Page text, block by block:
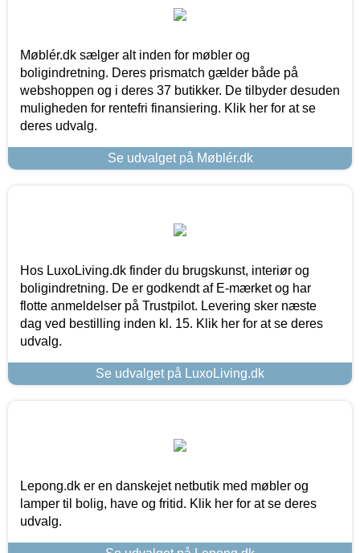
Møblér.dk sælger alt inden for møbler og
boligindretning. Deres prismatch gælder både på
webshoppen og i deres 37 butikker. De tilbyder desuden
muligheden for rentefri finansiering. Klik her for at se
deres udvalg.
Se udvalget på Møblér.dk
Hos LuxoLiving.dk finder du brugskunst, interiør og
boligindretning. De er godkendt af E-mærket og har
flotte anmeldelser på Trustpilot. Levering sker næste
dag ved bestilling inden kl. 15. Klik her for at se deres
udvalg.
Se udvalget på LuxoLiving.dk
Lepong.dk er en danskejet netbutik med møbler og
lamper til bolig, have og fritid. Klik her for at se deres
udvalg.